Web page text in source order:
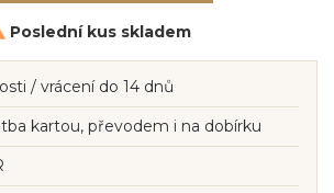
Poslední kus skladem
/ vrácení do 14 dnů
kartou, převodem i na dobírku